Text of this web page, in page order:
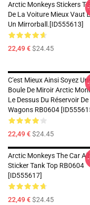
Arctic Monkeys Stickers T-
De La Voiture Mieux Vaut
Un Mirrorball.[ID555613]
22,49 €$24.45
C'est Mieux Ainsi Soyez
Boule De Miroir Arctic
Le Dessus Du Réservoir De
Wagons RB0604
22,49 €$24.45
Arctic Monkeys The Car
Sticker Tank Top RB0604
[ID555617]
22,49 €$24.45